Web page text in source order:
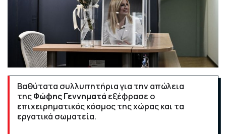
Βαθύτατα συλλυπητήρια για την απώλεια
τηςΦώφης Γεννηματά εξέφρασε ο
επιχειρηματικός κόσμος της χώρας και τα
εργατικά σωματεία.